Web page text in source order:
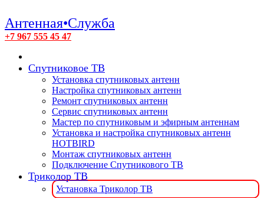
Антенная•Служба
+7 967 555 45 47
Спутниковое ТВ
Установка спутниковых антенн
Настройка спутниковых антенн
Ремонт спутниковых антенн
Сервис спутниковых антенн
Мастер по спутниковым и эфирным антеннам
Установка и настройка спутниковых антенн
HOTBIRD
Монтаж спутниковых антенн
Подключение Спутникового ТВ
Триколор ТВ
Установка Триколор ТВ